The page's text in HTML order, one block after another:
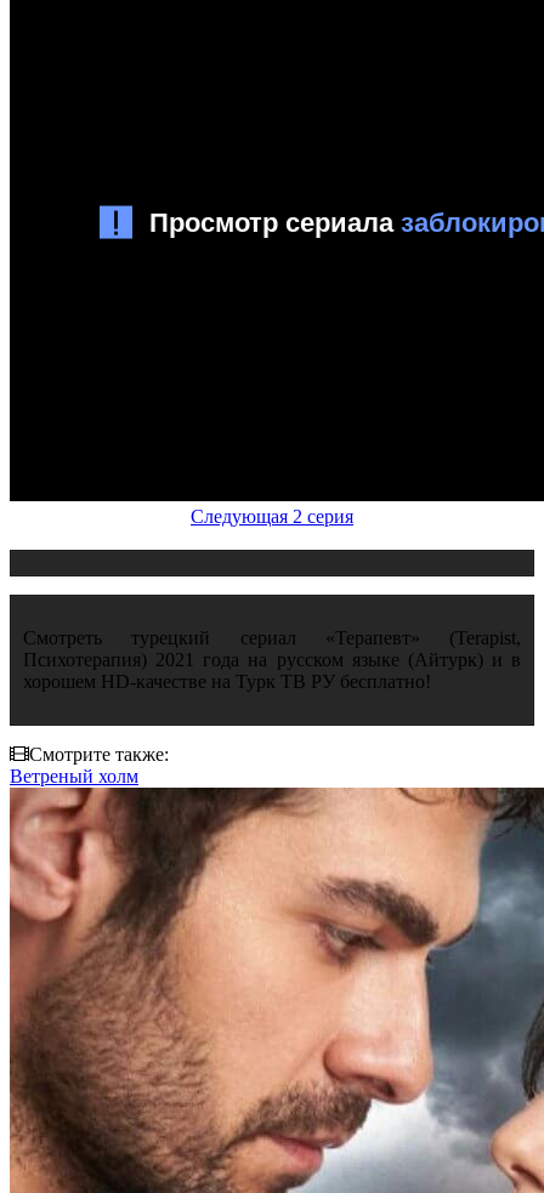
Следующая 2 серия
Смотреть турецкий сериал «Терапевт» (Terapist,
Психотерапия) 2021 года на русском языке (Айтурк) и в
хорошем HD-качестве на Турк ТВ РУ бесплатно!
Смотрите также:
Ветреный холм